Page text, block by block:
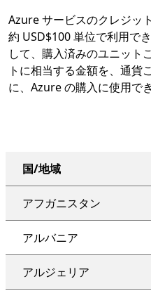
Azure サービスのクレジッ
約 USD$100 単位で利用で
して、購入済みのユニット
トに相当する金額を、通貨
に、Azure の購入に使用で
国/地域
アフガニスタン
アルバニア
アルジェリア